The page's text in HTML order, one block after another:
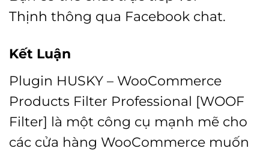
Thịnh thông qua Facebook chat.
Kết Luận
Plugin HUSKY – WooCommerce
Products Filter Professional [WOOF
Filter] là một công cụ mạnh mẽ cho
các cửa hàng WooCommerce muốn